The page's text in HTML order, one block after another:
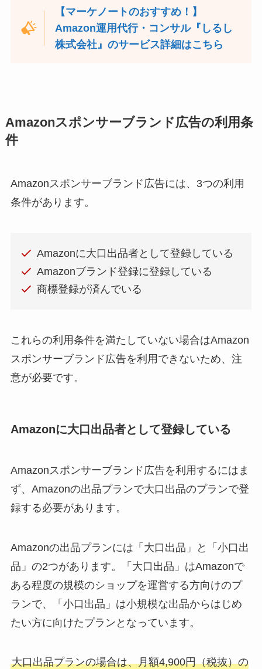
【マーケノートのおすすめ！】
Amazon運用代行・コンサル『しるし
株式会社』のサービス詳細はこちら
Amazonスポンサーブランド広告の利用条
件
Amazonスポンサーブランド広告には、3つの利用
条件があります。
Amazonに大口出品者として登録している
Amazonブランド登録に登録している
商標登録が済んでいる
これらの利用条件を満たしていない場合はAmazon
スポンサーブランド広告を利用できないため、注
意が必要です。
Amazonに大口出品者として登録している
Amazonスポンサーブランド広告を利用するにはま
ず、Amazonの出品プランで大口出品のプランで登
録する必要があります。
Amazonの出品プランには「大口出品」と「小口出
品」の2つがあります。「大口出品」はAmazonで
ある程度の規模のショップを運営する方向けのプ
ランで、「小口出品」は小規模な出品からはじめ
たい方に向けたプランとなっています。
大口出品プランの場合は、月額4,900円（税抜）の